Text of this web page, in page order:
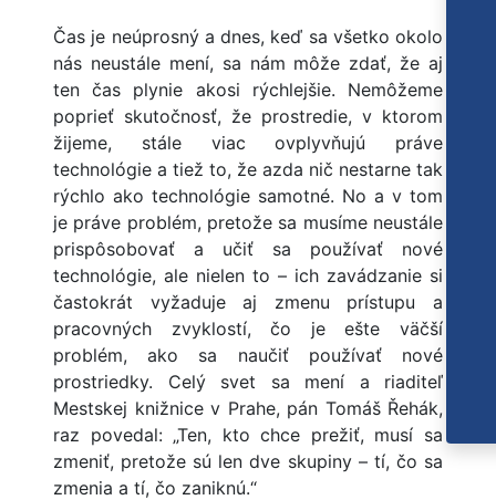
Čas je neúprosný a dnes, keď sa všetko okolo
nás neustále mení, sa nám môže zdať, že aj
ten čas plynie akosi rýchlejšie. Nemôžeme
poprieť skutočnosť, že prostredie, v ktorom
žijeme, stále viac ovplyvňujú práve
technológie a tiež to, že azda nič nestarne tak
rýchlo ako technológie samotné. No a v tom
je práve problém, pretože sa musíme neustále
prispôsobovať a učiť sa používať nové
technológie, ale nielen to – ich zavádzanie si
častokrát vyžaduje aj zmenu prístupu a
pracovných zvyklostí, čo je ešte väčší
problém, ako sa naučiť používať nové
prostriedky. Celý svet sa mení a riaditeľ
Mestskej knižnice v Prahe, pán Tomáš Řehák,
raz povedal: „Ten, kto chce prežiť, musí sa
zmeniť, pretože sú len dve skupiny – tí, čo sa
zmenia a tí, čo zaniknú.“